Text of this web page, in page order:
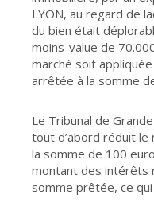
LYON, au regard de
du bien était
moins-value de
marché soit
arrêtée à la somme
Le Tribunal de
tout d’abord réduit le
la somme de 100
montant des intérêts
somme prêtée, ce